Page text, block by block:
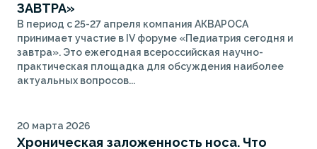
ЗАВТРА»
В период с 25-27 апреля компания АКВАРОСА
принимает участие в IV форуме «Педиатрия сегодня и
завтра». Это ежегодная всероссийская научно-
практическая площадка для обсуждения наиболее
актуальных вопросов...
20 марта 2026
Хроническая заложенность носа. Что